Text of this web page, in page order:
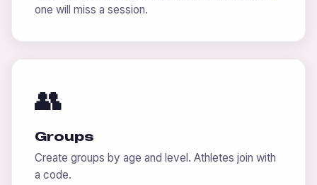
one will miss a session.
👥
Groups
Create groups by age and level. Athletes join with
a code.